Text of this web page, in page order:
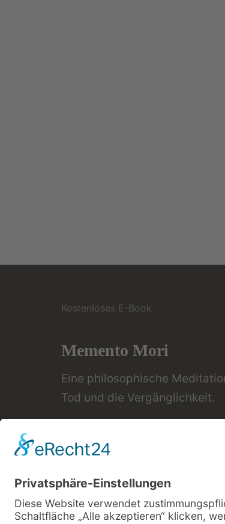
Kostenloses E-Book
Memento Mori
Eine philosophische
Tod und die Vergänglichkeit.